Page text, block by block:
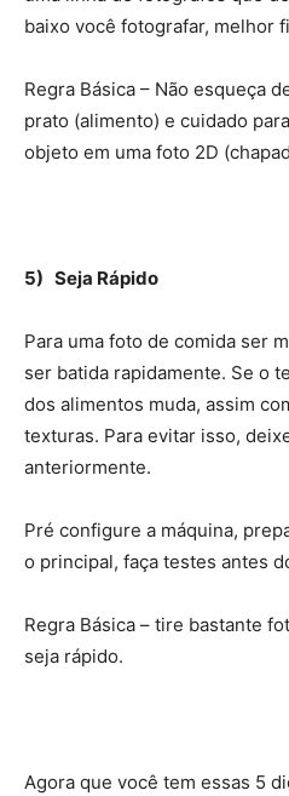
baixo você fotografar, melhor
Regra Básica – Não esqueça
prato (alimento) e cuidado
objeto em uma foto 2D
5) Seja Rápido
Para uma foto de comida ser
ser batida rapidamente. Se o
dos alimentos muda, assim
texturas. Para evitar isso,
anteriormente.
Pré configure a máquina,
o principal, faça testes antes
Regra Básica – tire bastante
seja rápido.
Agora que você tem essas 5